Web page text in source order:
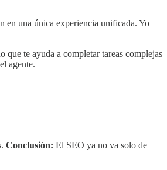
en una única experiencia unificada. Yo
que te ayuda a completar tareas complejas
agente.
Conclusión: El SEO ya no va solo de